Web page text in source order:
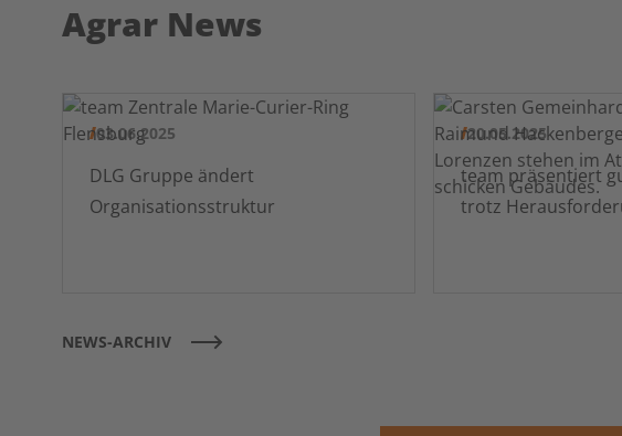
Agrar News
03.06.2025
DLG Gruppe ändert
Organisationsstruktur
20.05.2025
team präsentiert gutes Ergebnis
trotz
NEWS-ARCHIV